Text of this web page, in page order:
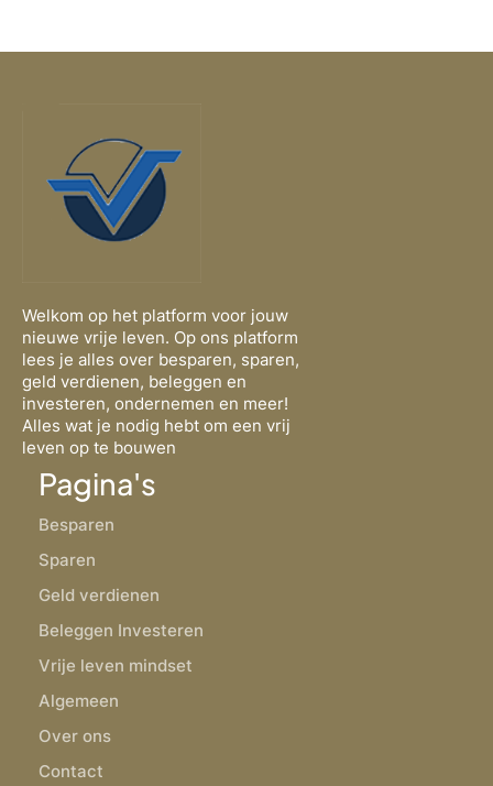
Welkom op het platform voor jouw
nieuwe vrije leven. Op ons platform
lees je alles over besparen, sparen,
geld verdienen, beleggen en
investeren, ondernemen en meer!
Alles wat je nodig hebt om een vrij
leven op te bouwen
Pagina's
Besparen
Sparen
Geld verdienen
Beleggen Investeren
Vrije leven mindset
Algemeen
Over ons
Contact